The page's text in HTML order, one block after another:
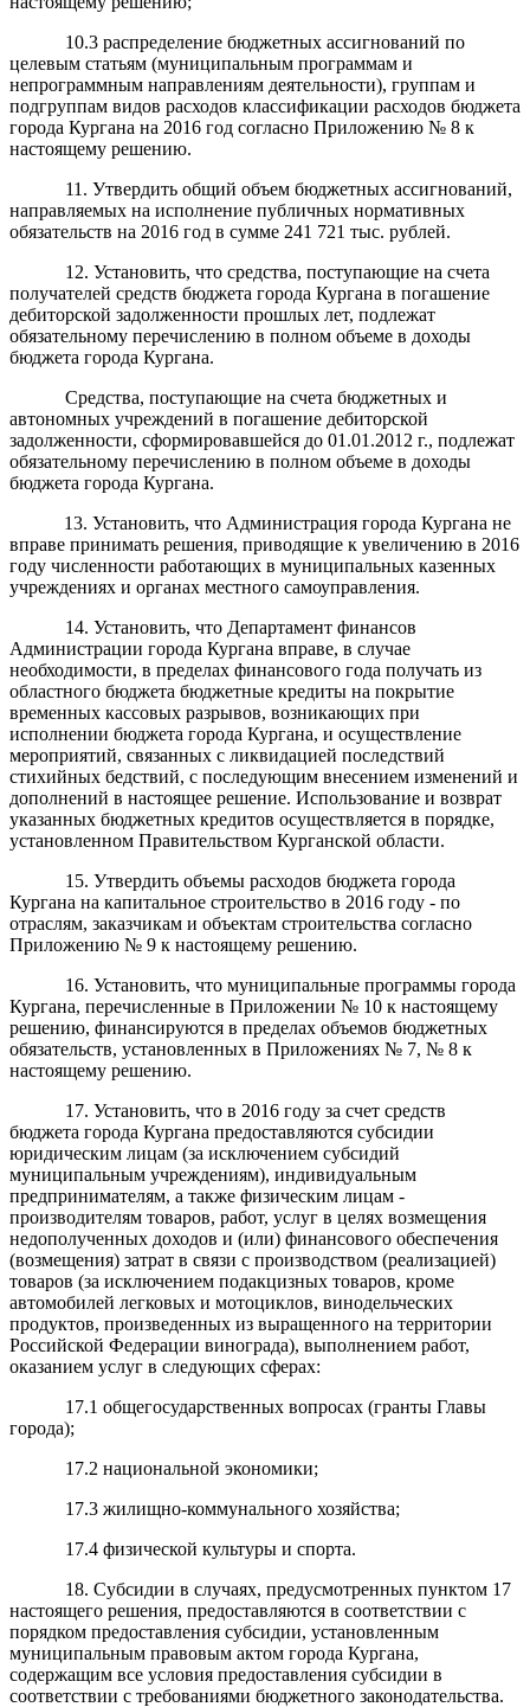
10.3 распределение бюджетных ассигнований по
целевым статьям (муниципальным программам и
непрограммным направлениям деятельности), группам и
подгруппам видов расходов классификации расходов бюджета
города Кургана на 2016 год согласно Приложению № 8 к
настоящему решению.
11. Утвердить общий объем бюджетных ассигнований,
направляемых на исполнение публичных нормативных
обязательств на 2016 год в сумме 241 721 тыс. рублей.
12. Установить, что средства, поступающие на счета
получателей средств бюджета города Кургана в погашение
дебиторской задолженности прошлых лет, подлежат
обязательному перечислению в полном объеме в доходы
бюджета города Кургана.
Средства, поступающие на счета бюджетных и
автономных учреждений в погашение дебиторской
задолженности, сформировавшейся до 01.01.2012 г., подлежат
обязательному перечислению в полном объеме в доходы
бюджета города Кургана.
13. Установить, что Администрация города Кургана не
вправе принимать решения, приводящие к увеличению в 2016
году численности работающих в муниципальных казенных
учреждениях и органах местного самоуправления.
14. Установить, что Департамент финансов
Администрации города Кургана вправе, в случае
необходимости, в пределах финансового года получать из
областного бюджета бюджетные кредиты на покрытие
временных кассовых разрывов, возникающих при
исполнении бюджета города Кургана, и осуществление
мероприятий, связанных с ликвидацией последствий
стихийных бедствий, с последующим внесением изменений и
дополнений в настоящее решение. Использование и возврат
указанных бюджетных кредитов осуществляется в порядке,
установленном Правительством Курганской области.
15. Утвердить объемы расходов бюджета города
Кургана на капитальное строительство в 2016 году - по
отраслям, заказчикам и объектам строительства согласно
Приложению № 9 к настоящему решению.
16. Установить, что муниципальные программы города
Кургана, перечисленные в Приложении № 10 к настоящему
решению, финансируются в пределах объемов бюджетных
обязательств, установленных в Приложениях № 7, № 8 к
настоящему решению.
17. Установить, что в 2016 году за счет средств
бюджета города Кургана предоставляются субсидии
юридическим лицам (за исключением субсидий
муниципальным учреждениям), индивидуальным
предпринимателям, а также физическим лицам -
производителям товаров, работ, услуг в целях возмещения
недополученных доходов и (или) финансового обеспечения
(возмещения) затрат в связи с производством (реализацией)
товаров (за исключением подакцизных товаров, кроме
автомобилей легковых и мотоциклов, винодельческих
продуктов, произведенных из выращенного на территории
Российской Федерации винограда), выполнением работ,
оказанием услуг в следующих сферах:
17.1 общегосударственных вопросах (гранты Главы
города);
17.2 национальной экономики;
17.3 жилищно-коммунального хозяйства;
17.4 физической культуры и спорта.
18. Субсидии в случаях, предусмотренных пунктом 17
настоящего решения, предоставляются в соответствии с
порядком предоставления субсидии, установленным
муниципальным правовым актом города Кургана,
содержащим все условия предоставления субсидии в
соответствии с требованиями бюджетного законодательства.